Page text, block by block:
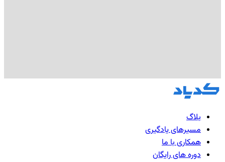
بلاگ
مسیرهای یادگیری
همکاری با ما
دوره های رایگان